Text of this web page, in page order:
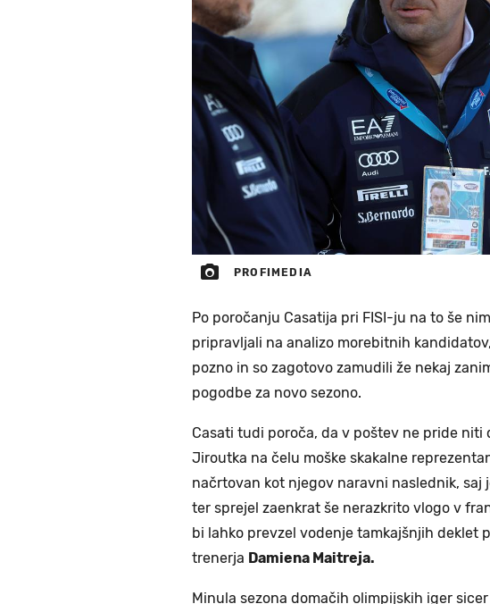
PROFIMEDIA
Po poročanju Casatija pri FISI-ju na to še
pripravljali na analizo morebitnih
pozno in so zagotovo zamudili že nekaj
pogodbe za novo sezono.
Casati tudi poroča, da v poštev ne pride niti
Jiroutka na čelu moške skakalne
načrtovan kot njegov naravni naslednik,
ter sprejel zaenkrat še nerazkrito vlogo v
bi lahko prevzel vodenje tamkajšnjih deklet
trenerja Damiena Maitreja.
Minula sezona domačih olimpijskih iger